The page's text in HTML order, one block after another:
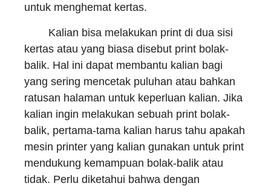
untuk menghemat kertas.
Kalian bisa melakukan print di dua sisi
kertas atau yang biasa disebut print bolak-
balik. Hal ini dapat membantu kalian bagi
yang sering mencetak puluhan atau bahkan
ratusan halaman untuk keperluan kalian. Jika
kalian ingin melakukan sebuah print bolak-
balik, pertama-tama kalian harus tahu apakah
mesin printer yang kalian gunakan untuk print
mendukung kemampuan bolak-balik atau
tidak. Perlu diketahui bahwa dengan